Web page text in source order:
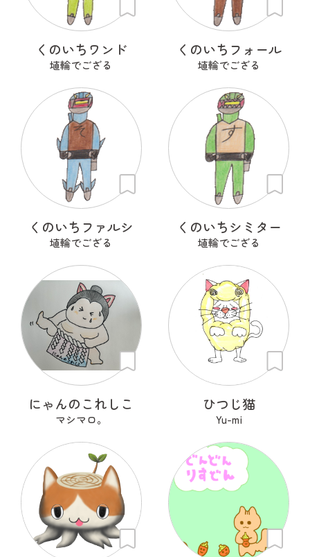
くのいちワンド
埴輪でござる
くのいちフォール
埴輪でござる
くのいちファルシ
埴輪でござる
くのいちシミター
埴輪でござる
にゃんのこれしこ
マシマロ。
ひつじ猫
Yu-mi